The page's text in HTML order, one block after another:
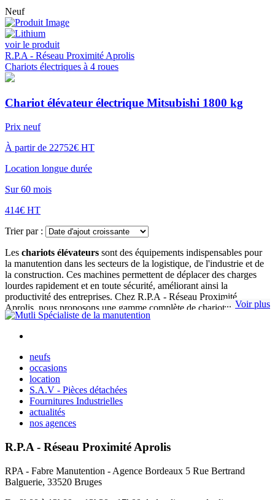
Neuf
voir le produit
R.P.A - Réseau Proximité Aprolis
Chariots électriques à 4 roues
Chariot élévateur électrique Mitsubishi 1800 kg
Prix neuf
À partir de 22752€ HT
Location longue durée
Sur 60 mois
414€ HT
Trier par :
Les chariots élévateurs sont des équipements indispensables pour
la manutention dans les secteurs de la logistique, de l'industrie et de
la construction. Ces machines permettent de déplacer des charges
lourdes rapidement et en toute sécurité, améliorant ainsi la
productivité des entreprises. Chez R.P.A - Réseau Proximité
Aprolis, nous proposons une gamme complète de chariots élévateurs
neuf, adaptés aux besoins spécifiques de chaque activité.
Pourquoi choisir un chariot élévateur
neuf ?
chariot élévateur neufreprésente un investissement stratégique
pour les entreprises cherchant à optimiser leurs processus de
manutention. Ces machines permettent de manipuler efficacement
efforts physiques et les risques d'accidents pour les opérateurs.
Chez R.P.A - Réseau Proximité Aprolis, nous proposons des
chariots élévateurs neuf fiables et robustes, conçus pour offrir des
performances optimales dans les environnements de travail les plus
Voir plus
neufs
occasions
location
S.A.V - Pièces détachées
Fournitures Industrielles
actualités
nos agences
R.P.A - Réseau Proximité Aprolis
RPA - Fabre Manutention - Agence Bordeaux 5 Rue Bertrand
Balguerie, 33520 Bruges